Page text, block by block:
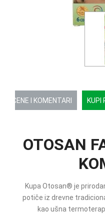
OCENE I KOMENTARI KUPI
OTOSAN
Kupa Otosan® je
potiče iz drevne
kao ušna